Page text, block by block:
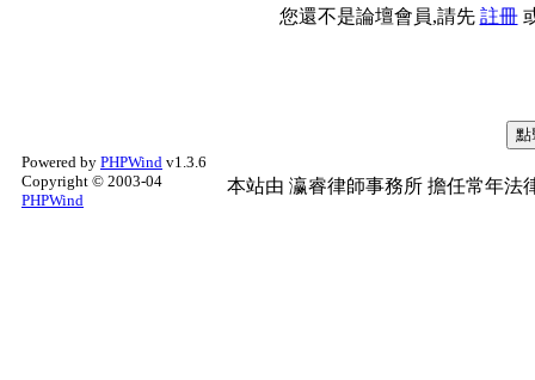
您還不是論壇會員,請先 註冊
Powered by PHPWind v1.3.6
Copyright © 2003-04
PHPWind
本站由 瀛睿律師事務所 擔任常年法